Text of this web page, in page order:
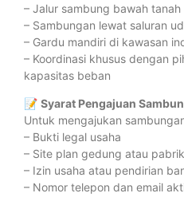
– Jalur sambung bawah tanah
– Sambungan lewat saluran
– Gardu mandiri di kawasan
– Koordinasi khusus dengan
kapasitas beban
📝 Syarat Pengajuan
Untuk mengajukan
– Bukti legal usaha
– Site plan gedung atau pabrik
– Izin usaha atau pendirian
– Nomor telepon dan email